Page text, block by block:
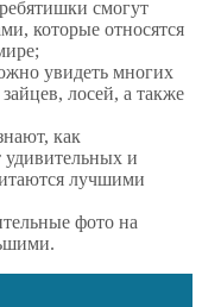
смогут
которые относятся
увидеть многих
лосей, а также
как
и
лучшими
фото на